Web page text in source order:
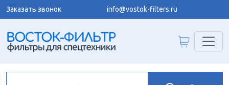
Заказать звонок info@vostok-filters.ru